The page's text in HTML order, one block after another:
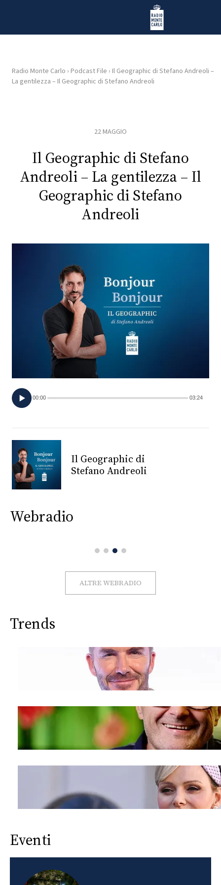
Radio Monte Carlo
HOME
RADIO
PLAYLIST
FOTO
CONCORSI
VIDEO
PRINCIPATO
DI
MONACO
CONSIGLIA
Radio Monte Carlo › Podcast File › Il Geographic di Stefano Andreoli –
La gentilezza – Il Geographic di Stefano Andreoli
22 MAGGIO
Il Geographic di Stefano
Andreoli – La gentilezza – Il
Geographic di Stefano
Andreoli
00:00 03:24
Il Geographic di
Stefano Andreoli
Webradio
ALTRE WEBRADIO
Trends
Eventi